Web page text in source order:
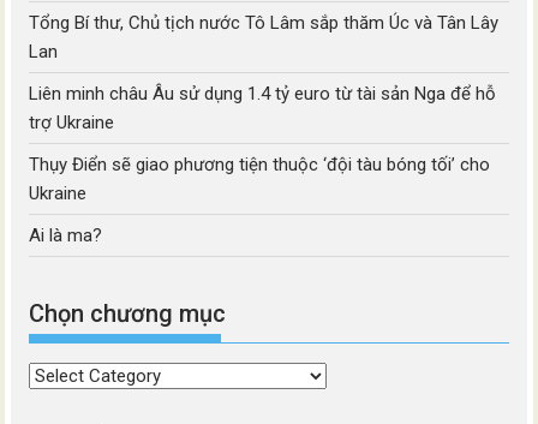
Tổng Bí thư, Chủ tịch nước Tô Lâm sắp thăm Úc và Tân Lây
Lan
Liên minh châu Âu sử dụng 1.4 tỷ euro từ tài sản Nga để hỗ
trợ Ukraine
Thụy Điển sẽ giao phương tiện thuộc ‘đội tàu bóng tối’ cho
Ukraine
Ai là ma?
Chọn chương mục
Chọn